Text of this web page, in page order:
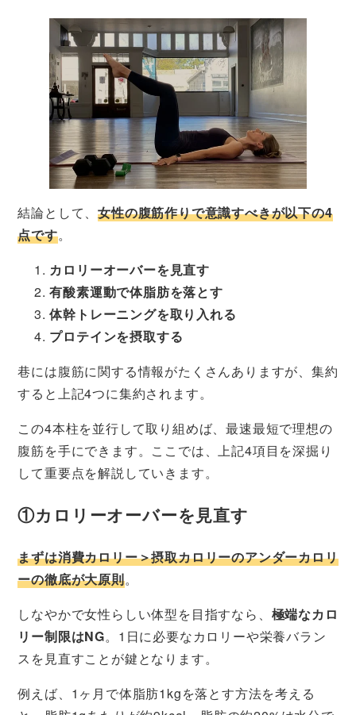
結論として、女性の腹筋作りで意識すべきが以下の4
点です。
カロリーオーバーを見直す
有酸素運動で体脂肪を落とす
体幹トレーニングを取り入れる
プロテインを摂取する
巷には腹筋に関する情報がたくさんありますが、集約
すると上記4つに集約されます。
この4本柱を並行して取り組めば、最速最短で理想の
腹筋を手にできます。ここでは、上記4項目を深掘り
して重要点を解説していきます。
①カロリーオーバーを見直す
まずは消費カロリー＞摂取カロリーのアンダーカロリ
ーの徹底が大原則。
しなやかで女性らしい体型を目指すなら、 極端なカロ
リー制限はNG。1日に必要なカロリーや栄養バラン
スを見直すことが鍵となります。
例えば、1ヶ月で体脂肪1kgを落とす方法を考える